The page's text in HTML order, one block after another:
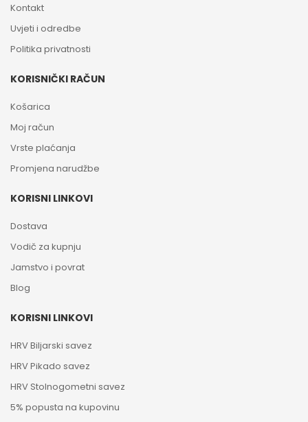
Kontakt
Uvjeti i odredbe
Politika privatnosti
KORISNIČKI RAČUN
Košarica
Moj račun
Vrste plaćanja
Promjena narudžbe
KORISNI LINKOVI
Dostava
Vodič za kupnju
Jamstvo i povrat
Blog
KORISNI LINKOVI
HRV Biljarski savez
HRV Pikado savez
HRV Stolnogometni savez
5% popusta na kupovinu